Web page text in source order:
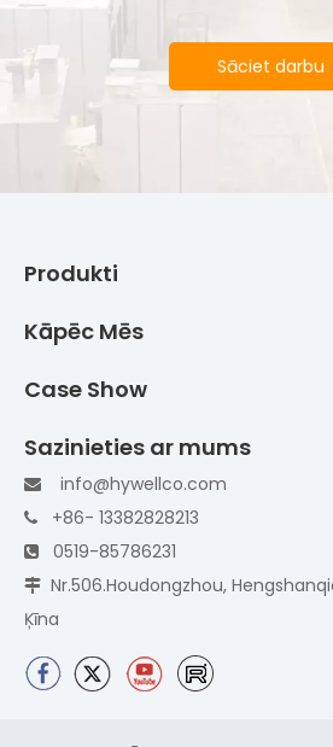
Sāciet darbu
Produkti
Kāpēc Mēs
Case Show
Sazinieties ar mums
 info@hywellco.com
 +86- 13382828213
 0519-85786231
 Nr.506.Houdongzhou,
Ķīna